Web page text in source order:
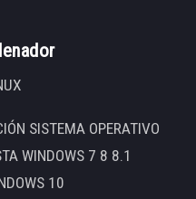
SISTEMA OPERATIVO
WINDOWS 7 8 8.1
10